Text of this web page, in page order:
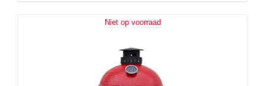
Niet op voorraad